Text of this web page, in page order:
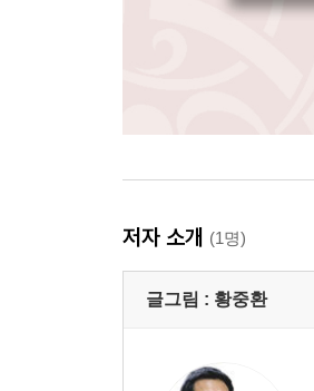
저자 소개 (1명)
글그림 : 황중환